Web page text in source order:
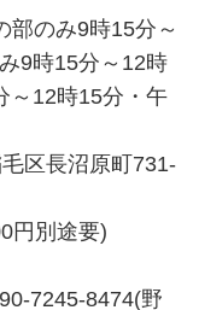
のみ9時15分～
9時15分～12時
～12時15分・午
区長沼原町731-
円別途要)
7245-8474(野